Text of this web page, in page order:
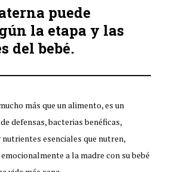
puede
la etapa y las
del bebé.
más que un alimento, es un
defensas, bacterias benéficas,
esenciales que nutren,
a la madre con su bebé